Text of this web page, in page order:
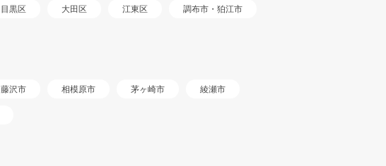
目黒区 大田区 江東区 調布市・狛江市
藤沢市 相模原市 茅ヶ崎市 綾瀬市